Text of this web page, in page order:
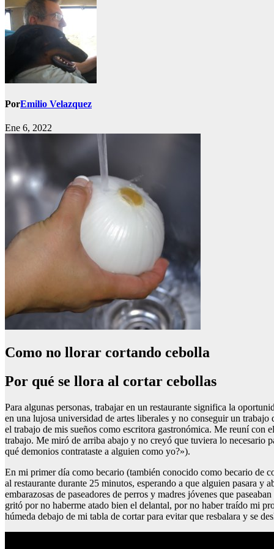
PorEmilio Velazquez
Ene 6, 2022
Como no llorar cortando cebolla
Por qué se llora al cortar cebollas
Para algunas personas, trabajar en un restaurante significa la
en una lujosa universidad de artes liberales y no conseguir un
el trabajo de mis sueños como escritora gastronómica. Me reuní con
trabajo. Me miró de arriba abajo y no creyó que tuviera lo necesario
qué demonios contrataste a alguien como yo?»).
En mi primer día como becario (también conocido como becario de
al restaurante durante 25 minutos, esperando a que alguien pasara y
embarazosas de paseadores de perros y madres jóvenes que
gritó por no haberme atado bien el delantal, por no haber traído mi
húmeda debajo de mi tabla de cortar para evitar que resbalara y se